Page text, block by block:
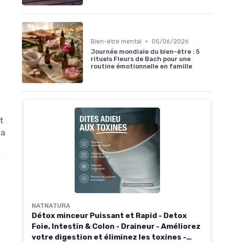
Bien-être mental • 05/06/2026
Journée mondiale du bien-être : 5
rituels Fleurs de Bach pour une
routine émotionnelle en famille
NATNATURA
Détox minceur Puissant et Rapid - Detox
Foie, Intestin & Colon - Draineur - Améliorez
votre digestion et éliminez les toxines -